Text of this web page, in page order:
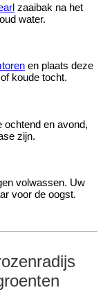
zaaibak na het
water.
en plaats deze
koude tocht.
ochtend en avond,
zijn.
volwassen. Uw
voor de oogst.